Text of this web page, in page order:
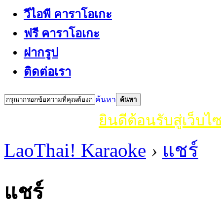
วีไอพี คาราโอเกะ
ฟรี คาราโอเกะ
ฝากรูป
ติดต่อเรา
ค้นหา ค้นหา
ยินดีต้อนรับสู่เว็บไซ
LaoThai! Karaoke › แชร์
แชร์